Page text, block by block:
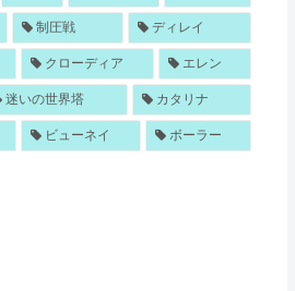
制圧戦 ディレイ
クローディア エレン
迷いの世界塔 カタリナ
ビューネイ ボーラー